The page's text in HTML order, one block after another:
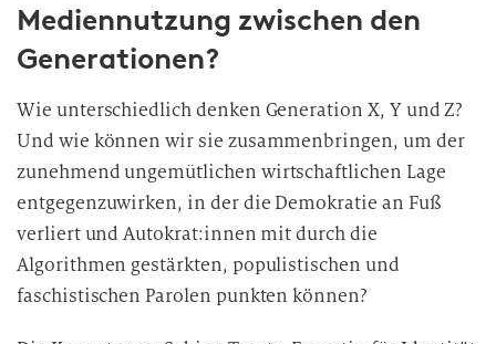
Mediennutzung zwischen den
Generationen?
Wie unterschiedlich denken Generation X, Y und Z?
Und wie können wir sie zusammenbringen, um der
zunehmend ungemütlichen wirtschaftlichen Lage
entgegenzuwirken, in der die Demokratie an Fuß
verliert und Autokrat:innen mit durch die
Algorithmen gestärkten, populistischen und
faschistischen Parolen punkten können?